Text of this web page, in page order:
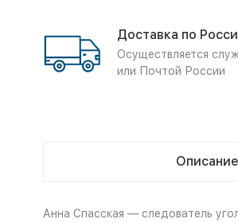
Доставка по
Осуществляется
или Почтой России
Описание
Анна Спасская — следователь